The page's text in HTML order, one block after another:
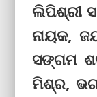
ଲିପିଶ୍ରୀ
ନାୟକ,
ସଙ୍ଗମ
ମିଶ୍ର,